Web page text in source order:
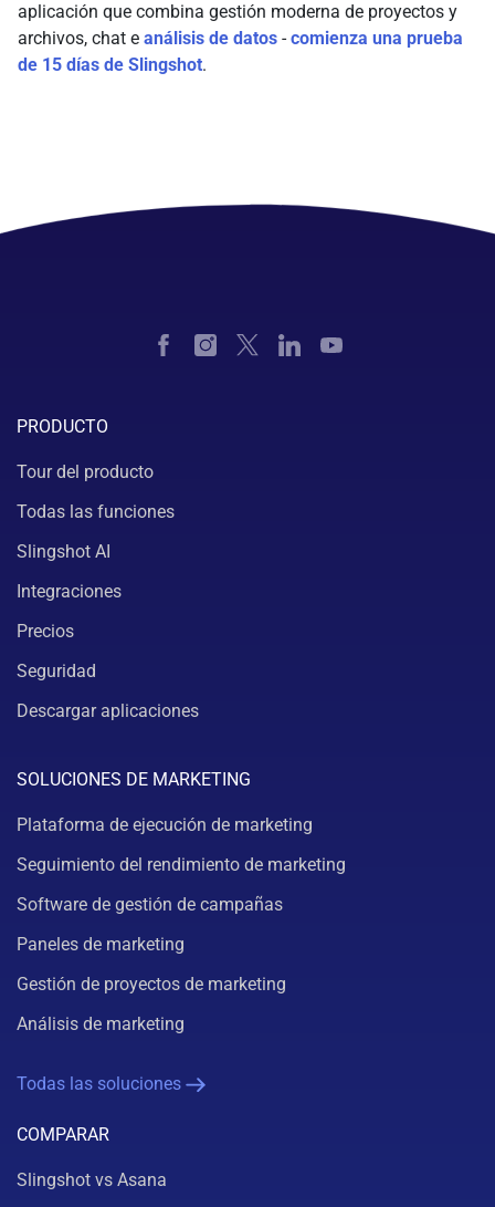
aplicación que combina gestión moderna de proyectos y
archivos, chat e análisis de datos -comienza una prueba
de 15 días de Slingshot.
PRODUCTO
Tour del producto
Todas las funciones
Slingshot AI
Integraciones
Precios
Seguridad
Descargar aplicaciones
SOLUCIONES DE MARKETING
Plataforma de ejecución de marketing
Seguimiento del rendimiento de marketing
Software de gestión de campañas
Paneles de marketing
Gestión de proyectos de marketing
Análisis de marketing
Todas las soluciones
COMPARAR
Slingshot vs Asana